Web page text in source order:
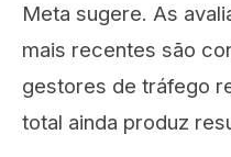
Meta sugere. As
mais recentes são
gestores de tráfego
total ainda produz